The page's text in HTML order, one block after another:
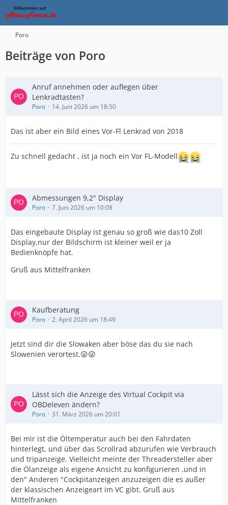
Poro
Beiträge von Poro
Anruf annehmen oder auflegen über
Lenkradtasten?
Poro 14. Juni 2026 um 18:50
Das ist aber ein Bild eines Vor-Fl Lenkrad von 2018
Zu schnell gedacht , ist ja noch ein Vor FL-Modell
Abmessungen 9,2" Display
Poro 7. Juni 2026 um 10:08
Das eingebaute Display ist genau so groß wie das10 Zoll
Display,nur der Bildschirm ist kleiner weil er ja
Bedienknöpfe hat.
Gruß aus Mittelfranken
Kaufberatung
Poro 2. April 2026 um 18:49
Jetzt sind dir die Slowaken aber böse das du sie nach
Slowenien verortest.😜😜
Lässt sich die Anzeige des Virtual Cockpit via
OBDeleven ändern?
Poro 31. März 2026 um 20:01
Bei mir ist die Öltemperatur auch bei den Fahrdaten
hinterlegt, und über das Scrollrad abzurufen wie Verbrauch
und tripanzeige. Vielleicht meinte der Threadersteller aber
die Ölanzeige als eigene Ansicht zu konfigurieren ,und in
den" Anderen "Cockpitanzeigen anzuzeigen die es außer
der klassischen Anzeigeart im VC gibt. Gruß aus
Mittelfranken